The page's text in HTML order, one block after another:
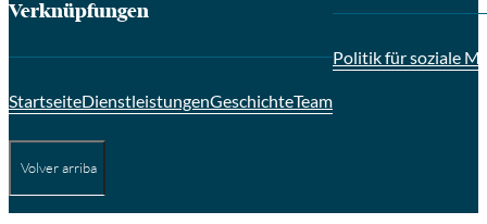
Verknüpfungen
StartseiteDienstleistungenGeschichteTeam
Politik für soziale
Volver arriba